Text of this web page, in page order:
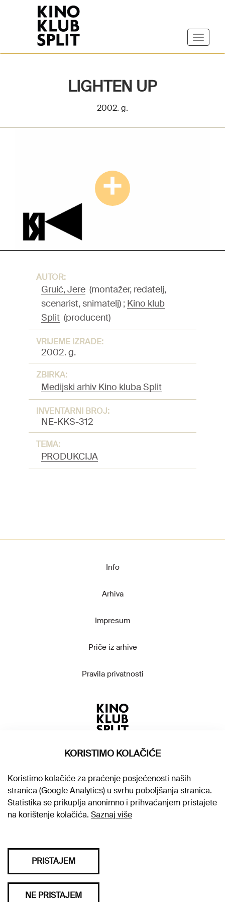
LIGHTEN UP
2002. g.
AUTOR:
Gruić, Jere(montažer, redatelj,
scenarist, snimatelj) ; Kino klub
Split(producent)
VRIJEME IZRADE:
2002. g.
ZBIRKA:
Medijski arhiv Kino kluba Split
INVENTARNI BROJ:
NE-KKS-312
TEMA:
PRODUKCIJA
Info
Arhiva
Impresum
Priče iz arhive
Pravila privatnosti
KORISTIMO KOLAČIĆE
Koristimo kolačiće za praćenje posjećenosti naših
stranica (Google Analytics) u svrhu poboljšanja stranica.
Statistika se prikuplja anonimno i prihvaćanjem pristajete
na korištenje kolačića. Saznaj više
PRISTAJEM
NE PRISTAJEM